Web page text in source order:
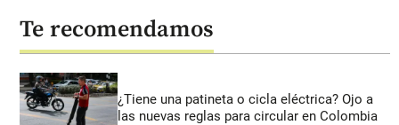
Te recomendamos
¿Tiene una patineta o cicla eléctrica? Ojo a
las nuevas reglas para circular en Colombia